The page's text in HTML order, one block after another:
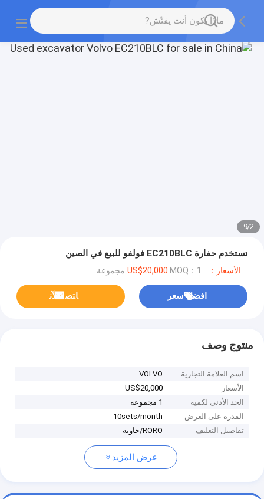
2
/
9
تستخدم حفارة EC210BLC فولفو للبيع في الصين
الأسعار：US$20,000 MOQ：1 مجموعة
افضل سعر ﺎﺘﺼﻟ ﺍﻶﻧ
منتوج وصف
اسم العلامة التجارية
VOLVO
الأسعار
US$20,000
الحد الأدنى لكمية
1 مجموعة
القدرة على العرض
10sets/month
تفاصيل التغليف
RORO/حاوية
عرض المزيد